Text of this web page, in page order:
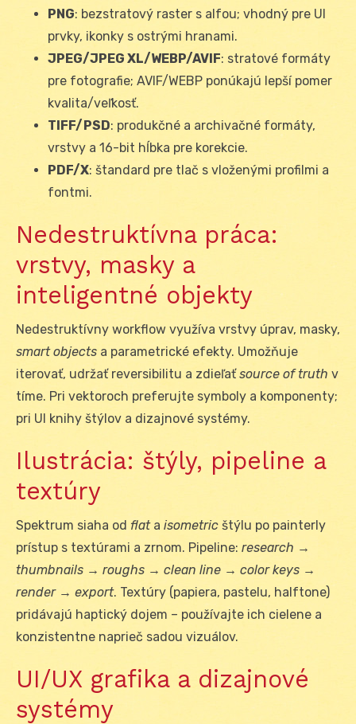
PNG: bezstratový raster s alfou; vhodný pre UI
prvky, ikonky s ostrými hranami.
JPEG/JPEG XL/WEBP/AVIF: stratové formáty
pre fotografie; AVIF/WEBP ponúkajú lepší pomer
kvalita/veľkosť.
TIFF/PSD: produkčné a archivačné formáty,
vrstvy a 16-bit hĺbka pre korekcie.
PDF/X: štandard pre tlač s vloženými profilmi a
fontmi.
Nedestruktívna práca:
vrstvy, masky a
inteligentné objekty
Nedestruktívny workflow využíva vrstvy úprav, masky,
smart objects a parametrické efekty. Umožňuje
iterovať, udržať reversibilitu a zdieľaťsource of truth v
tíme. Pri vektoroch preferujte symboly a komponenty;
pri UI knihy štýlov a dizajnové systémy.
Ilustrácia: štýly, pipeline a
textúry
Spektrum siaha od flata isometric štýlu po painterly
prístup s textúrami a zrnom. Pipeline: research →
thumbnails → roughs → clean line → color keys →
render → export. Textúry (papiera, pastelu, halftone)
pridávajú haptický dojem – používajte ich cielene a
konzistentne naprieč sadou vizuálov.
UI/UX grafika a dizajnové
systémy